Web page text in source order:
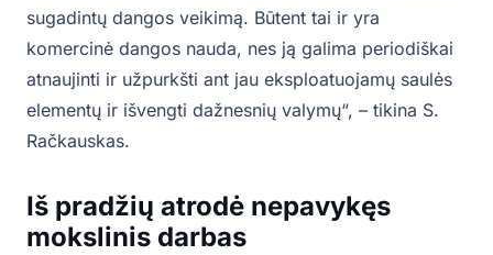
sugadintų dangos veikimą. Būtent tai ir yra
komercinė dangos nauda, nes ją galima periodiškai
atnaujinti ir užpurkšti ant jau eksploatuojamų saulės
elementų ir išvengti dažnesnių valymų“, – tikina S.
Račkauskas.
Iš pradžių atrodė nepavykęs
mokslinis darbas